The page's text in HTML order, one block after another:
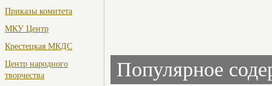
Приказы комитета
МКУ Центр
Крестецкая МКДС
Центр народного
творчества
Популярное